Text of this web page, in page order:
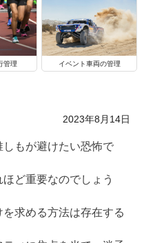
管理 イベント車両の管理
2023年8月14日
もが避けたい恐怖で
ど重要なのでしょう
求める方法は存在する